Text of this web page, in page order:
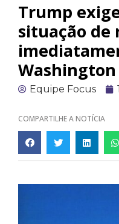
Trump
situação de
Washington
Equipe Focus
COMPARTILHE A NOTÍCIA